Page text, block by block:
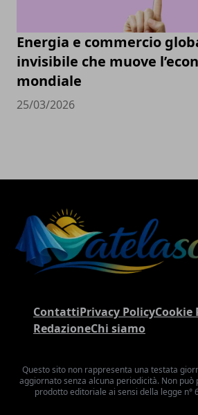
Energia e commercio
invisibile che muove
mondiale
25/03/2026
ContattiPrivacy PolicyCookie
RedazioneChi siamo
Questo sito non rappresenta una testata
aggiornato senza alcuna periodicità. Non
prodotto editoriale ai sensi della legge n°